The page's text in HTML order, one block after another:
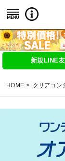
新規LINE
HOME クリアコン